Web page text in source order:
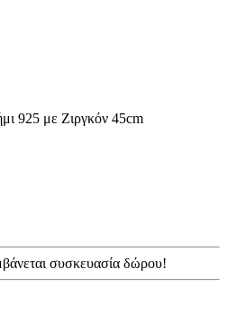
925 με Ζιργκόν 45cm
συσκευασία δώρου!